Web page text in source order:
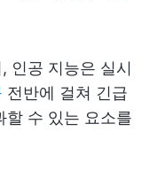
인공 지능은 실시
전반에 걸쳐 긴급
할 수 있는 요소를